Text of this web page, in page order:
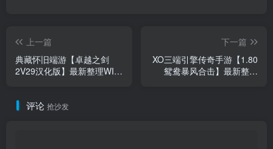
上一篇
典藏怀旧端游【卓越之剑
2V29汉化版】最新整理WIN
下一篇
XO三端引擎传奇手游【1.80
鸳鸯暴风合击】最新整理
评论 抢沙发